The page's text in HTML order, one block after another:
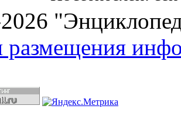
размещения